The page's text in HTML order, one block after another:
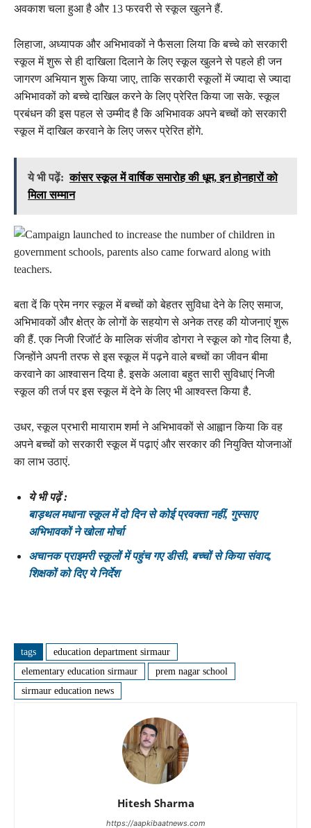
अवकाश चला हुआ है और 13 फरवरी से स्कूल खुलने हैं.
लिहाजा, अध्यापक और अभिभावकों ने फैसला लिया कि बच्चे को सरकारी
स्कूल में शुरू से ही दाखिला दिलाने के लिए स्कूल खुलने से पहले ही जन
जागरण अभियान शुरू किया जाए, ताकि सरकारी स्कूलों में ज्यादा से ज्यादा
अभिभावकों को बच्चे दाखिल करने के लिए प्रेरित किया जा सके. स्कूल
प्रबंधन की इस पहल से उम्मीद है कि अभिभावक अपने बच्चों को सरकारी
स्कूल में दाखिल करवाने के लिए जरूर प्रेरित होंगे.
ये भी पढ़ें: कांसर स्कूल में वार्षिक समारोह की धूम, इन होनहारों को
मिला सम्मान
बता दें कि प्रेम नगर स्कूल में बच्चों को बेहतर सुविधा देने के लिए समाज,
अभिभावकों और क्षेत्र के लोगों के सहयोग से अनेक तरह की योजनाएं शुरू
की हैं. एक निजी रिजॉर्ट के मालिक संजीव डोगरा ने स्कूल को गोद लिया है,
जिन्होंने अपनी तरफ से इस स्कूल में पढ़ने वाले बच्चों का जीवन बीमा
करवाने का आश्वासन दिया है. इसके अलावा बहुत सारी सुविधाएं निजी
स्कूल की तर्ज पर इस स्कूल में देने के लिए भी आश्वस्त किया है.
उधर, स्कूल प्रभारी मायाराम शर्मा ने अभिभावकों से आह्वान किया कि वह
अपने बच्चों को सरकारी स्कूल में पढ़ाएं और सरकार की नियुक्ति योजनाओं
का लाभ उठाएं.
ये भी पढ़ें :
बाड़थल मधाना स्कूल में दो दिन से कोई प्रवक्ता नहीं, गुस्साए
अभिभावकों ने खोला मोर्चा
अचानक प्राइमरी स्कूलों में पहुंच गए डीसी, बच्चों से किया संवाद,
शिक्षकों को दिए ये निर्देश
tags
education department sirmaur
elementary education sirmaur
prem nagar school
sirmaur education news
Hitesh Sharma
https://aapkibaatnews.com